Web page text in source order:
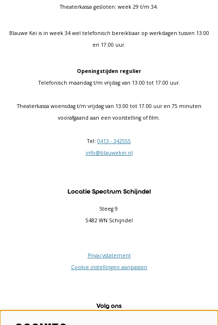
Theaterkassa gesloten: week 29 t/m 34.
Blauwe Kei is in week 34 wel telefonisch bereikbaar op werkdagen tussen 13.00
en 17.00 uur.
Openingstijden regulier
Telefonisch maandag t/m vrijdag van 13.00 tot 17.00 uur.
Theaterkassa woensdag t/m vrijdag van 13.00 tot 17.00 uur en 75 minuten
voorafgaand aan een voorstelling of film.
Tel: 0413 - 342555
info@blauwekei.nl
Locatie Spectrum Schijndel
Steeg 9
5482 WN Schijndel
Privacystatement
Cookie instellingen aanpassen
Volg ons